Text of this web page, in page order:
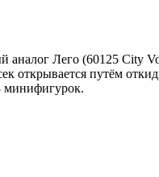
Лего (60125 City
открывается путём
минифигурок.